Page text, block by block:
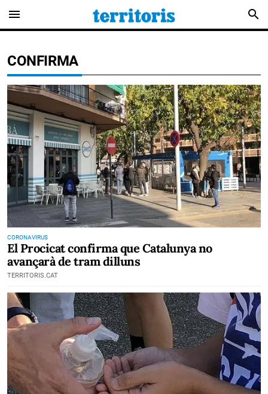
menu search
CONFIRMA
CORONAVIRUS
El Procicat confirma que Catalunya no
avançarà de tram dilluns
TERRITORIS.CAT